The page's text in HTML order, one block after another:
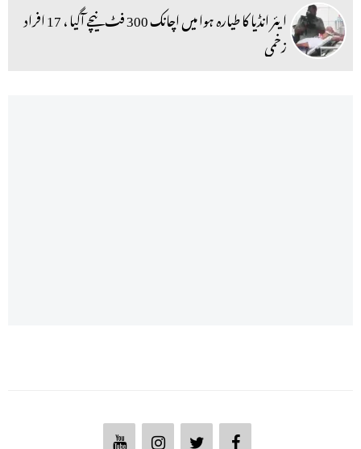
ایئر انڈیا کا طیارہ ہوا میں اچانک 300 فٹ نیچے آگیا ، 17 افراد
زخمی